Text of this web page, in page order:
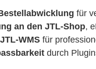
für
an den JTL-Shop,
WMS für
durch